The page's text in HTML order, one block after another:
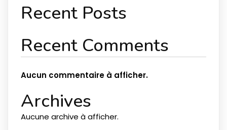
Recent Posts
Recent Comments
Aucun commentaire à afficher.
Archives
Aucune archive à afficher.